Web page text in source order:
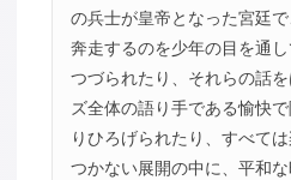
の兵士が皇帝となった宮廷
奔走するのを少年の目を通
つづられたり、それらの話
ズ全体の語り手である愉快
りひろげられたり、すべて
つかない展開の中に、平和